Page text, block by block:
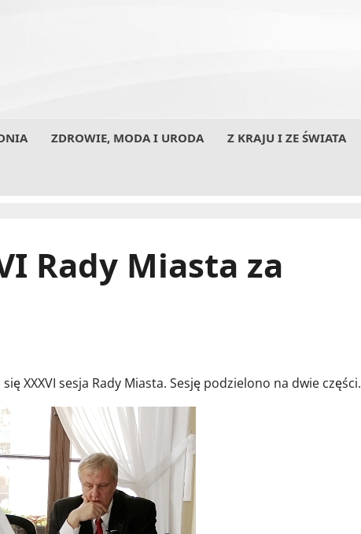
ZDROWIE, MODA I URODA Z KRAJU I ZE ŚWIATA
Rady Miasta za
XXXVI sesja Rady Miasta. Sesję podzielono na dwie części.